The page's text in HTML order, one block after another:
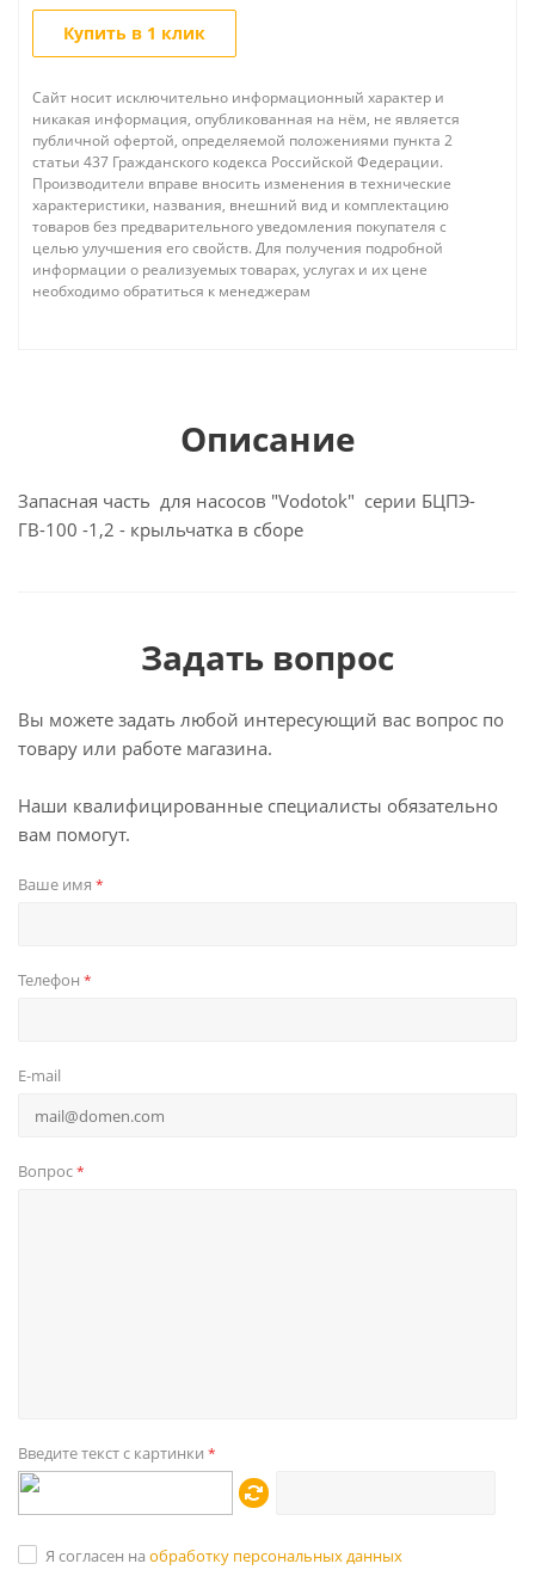
Купить в 1 клик
Сайт носит исключительно информационный характер и
никакая информация, опубликованная на нём, не является
публичной офертой, определяемой положениями пункта 2
статьи 437 Гражданского кодекса Российской Федерации.
Производители вправе вносить изменения в технические
характеристики, названия, внешний вид и комплектацию
товаров без предварительного уведомления покупателя с
целью улучшения его свойств. Для получения подробной
информации о реализуемых товарах, услугах и их цене
необходимо обратиться к менеджерам
Описание
Запасная часть для насосов "Vodotok" серии БЦПЭ-
ГВ-100 -1,2 - крыльчатка в сборе
Задать вопрос
Вы можете задать любой интересующий вас вопрос по
товару или работе магазина.
Наши квалифицированные специалисты обязательно
вам помогут.
Ваше имя *
Телефон *
E-mail
Вопрос*
Введите текст с картинки *
Я согласен на обработку персональных данных